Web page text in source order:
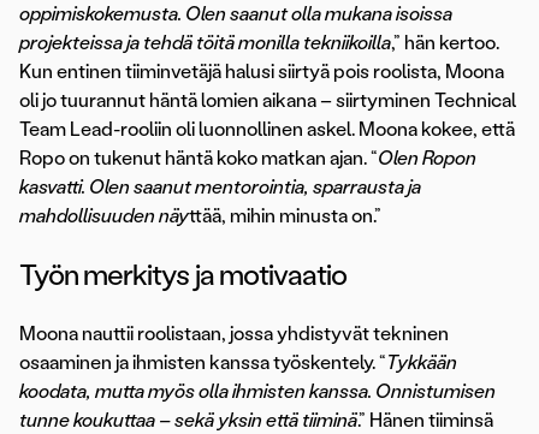
oppimiskokemusta. Olen saanut olla mukana isoissa
projekteissa ja tehdä töitä monilla tekniikoilla,” hän kertoo.
Kun entinen tiiminvetäjä halusi siirtyä pois roolista, Moona
oli jo tuurannut häntä lomien aikana – siirtyminen Technical
Team Lead-rooliin oli luonnollinen askel. Moona kokee, että
Ropo on tukenut häntä koko matkan ajan. “Olen Ropon
kasvatti. Olen saanut mentorointia, sparrausta ja
mahdollisuuden näyttää, mihin minusta on.”
Työn merkitys ja motivaatio
Moona nauttii roolistaan, jossa yhdistyvät tekninen
osaaminen ja ihmisten kanssa työskentely. “Tykkään
koodata, mutta myös olla ihmisten kanssa. Onnistumisen
tunne koukuttaa – sekä yksin että tiiminä.” Hänen tiiminsä